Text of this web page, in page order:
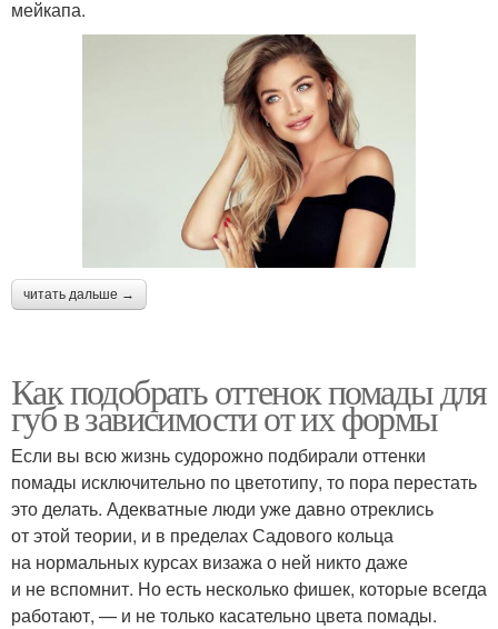
мейкапа.
читать дальше →
Как подобрать оттенок помады для
губ в зависимости от их формы
Если вы всю жизнь судорожно подбирали оттенки
помады исключительно по цветотипу, то пора перестать
это делать. Адекватные люди уже давно отреклись
от этой теории, и в пределах Садового кольца
на нормальных курсах визажа о ней никто даже
и не вспомнит. Но есть несколько фишек, которые всегда
работают, — и не только касательно цвета помады.